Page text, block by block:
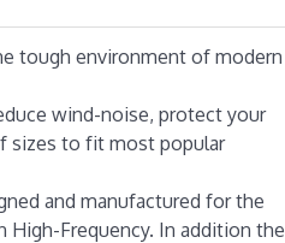
tough environment of modern
wind-noise, protect your
sizes to fit most popular
and manufactured for the
Frequency. In addition the